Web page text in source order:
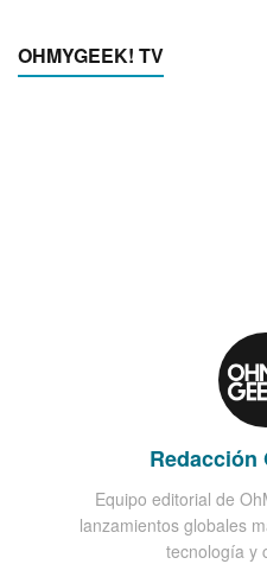
OHMYGEEK! TV
Redacción
Equipo editorial de
lanzamientos globales
tecnología y